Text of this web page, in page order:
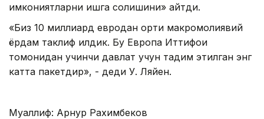
имкониятларни ишга солишини» айтди.
«Биз 10 миллиард евродан ортиқ макромолиявий
ёрдам таклиф қилдик. Бу Европа Иттифоқи
томонидан учинчи давлат учун тақдим этилган энг
катта пакетдир», - деди У. Ляйен.
Муаллиф: Арнур Рахимбеков